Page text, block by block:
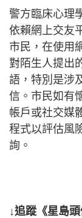
警方臨床心理
依賴網上交友
市民，在使用
對陌生人提出
語，特別是涉
信。市民如有
帳戶或社交媒
程式以評估風
詢。
↓追蹤《星島